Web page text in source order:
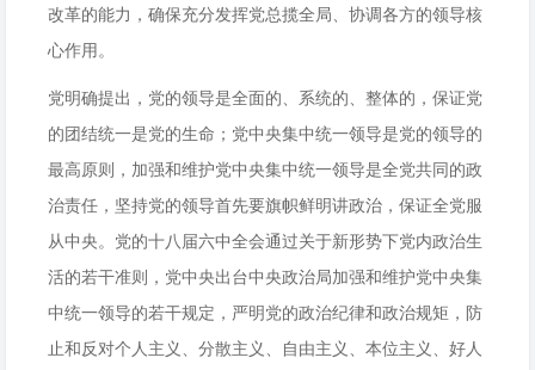
改革的能力，确保充分发挥党总揽全局、协调各方的领导核
心作用。
党明确提出，党的领导是全面的、系统的、整体的，保证党
的团结统一是党的生命；党中央集中统一领导是党的领导的
最高原则，加强和维护党中央集中统一领导是全党共同的政
治责任，坚持党的领导首先要旗帜鲜明讲政治，保证全党服
从中央。党的十八届六中全会通过关于新形势下党内政治生
活的若干准则，党中央出台中央政治局加强和维护党中央集
中统一领导的若干规定，严明党的政治纪律和政治规矩，防
止和反对个人主义、分散主义、自由主义、本位主义、好人